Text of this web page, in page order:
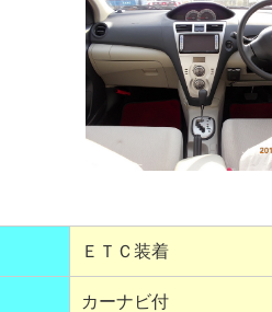
ＥＴＣ装着
カーナビ付